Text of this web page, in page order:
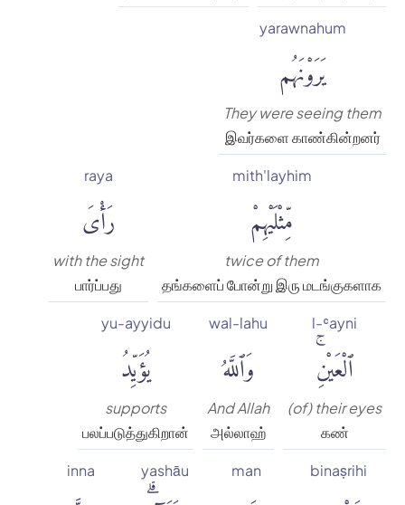
yarawnahum
يَرَوْنَهُم
They were seeing them
இவர்களை காண்கின்றனர்
mith'layhim
مِّثْلَيْهِمْ
twice of them
தங்களைப் போன்று இரு மடங்குகளாக
raya
رَأْىَ
with the sight
பார்ப்பது
l-ʿayni
ٱلْعَيْنِۚ
(of) their eyes
கண்
wal-lahu
وَٱللَّهُ
And Allah
அல்லாஹ்
yu-ayyidu
يُؤَيِّدُ
supports
பலப்படுத்துகிறான்
binaṣrihi
man
yashāu
inna